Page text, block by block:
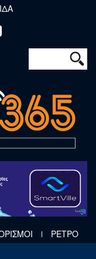
Φόρμα
Αναζήτηση
ΡΕΤΡΟ